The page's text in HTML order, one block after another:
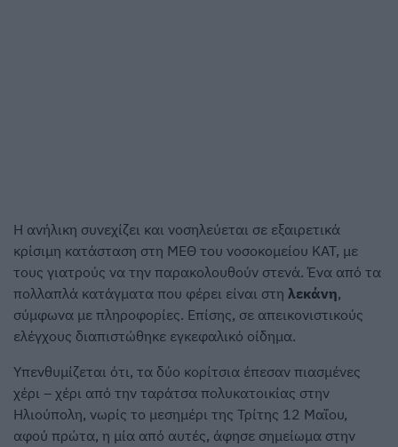
Η ανήλικη συνεχίζει και νοσηλεύεται σε εξαιρετικά
κρίσιμη κατάσταση στη ΜΕΘ του νοσοκομείου ΚΑΤ, με
τους γιατρούς να την παρακολουθούν στενά. Ένα από τα
πολλαπλά κατάγματα που φέρει είναι στη λεκάνη,
σύμφωνα με πληροφορίες. Επίσης, σε απεικονιστικούς
ελέγχους διαπιστώθηκε εγκεφαλικό οίδημα.
Υπενθυμίζεται ότι, τα δύο κορίτσια έπεσαν πιασμένες
χέρι – χέρι από την ταράτσα πολυκατοικίας στην
Ηλιούπολη, νωρίς το μεσημέρι της Τρίτης 12 Μαΐου,
αφού πρώτα, η μία από αυτές, άφησε σημείωμα στην